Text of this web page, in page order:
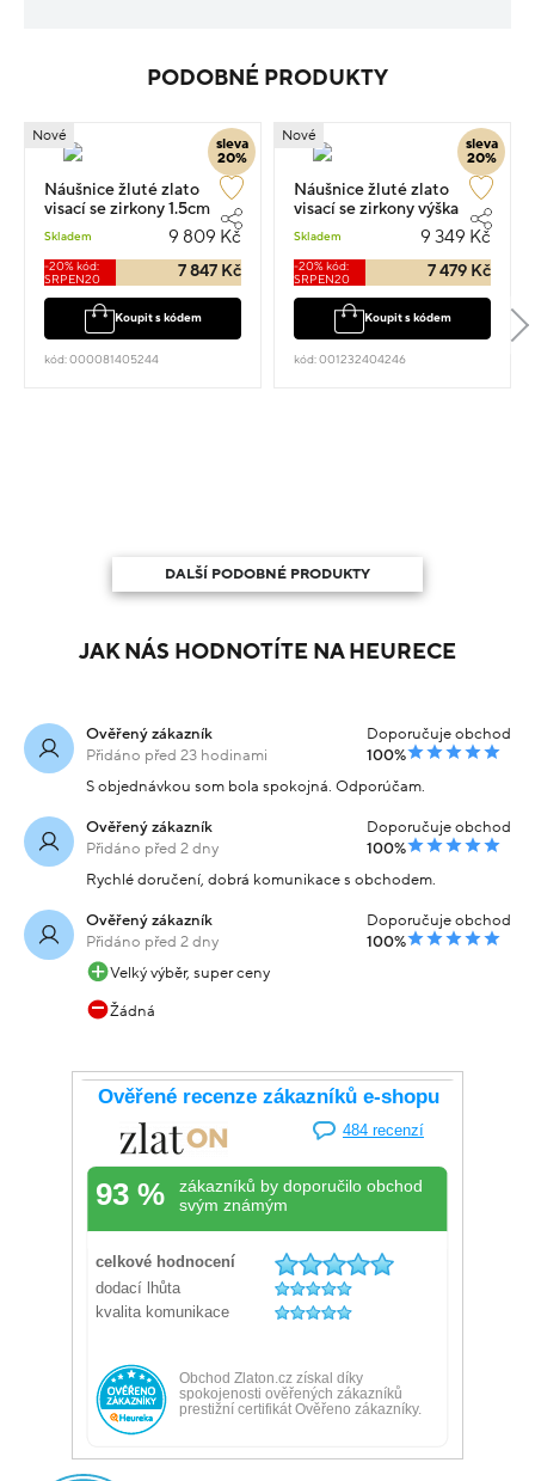
PODOBNÉ PRODUKTY
sleva
20%
Nové
Náušnice žluté zlato
visací se zirkony 1.5cm
Skladem 9 809 Kč
-20% kód:
SRPEN20
7 847 Kč
Koupit s kódem
kód: 000081405244
sleva
20%
Nové
Náušnice žluté zlato
visací se zirkony výška
Skladem 9 349 Kč
-20% kód:
SRPEN20
7 479 Kč
Koupit s kódem
kód: 001232404246
DALŠÍ PODOBNÉ PRODUKTY
JAK NÁS HODNOTÍTE NA HEURECE
Ověřený zákazník
Přidáno před 23 hodinami
Doporučuje obchod
100%
S objednávkou som bola spokojná. Odporúčam.
Ověřený zákazník
Přidáno před 2 dny
Doporučuje obchod
100%
Rychlé doručení, dobrá komunikace s obchodem.
Ověřený zákazník
Přidáno před 2 dny
Doporučuje obchod
100%
Velký výběr, super ceny
Žádná